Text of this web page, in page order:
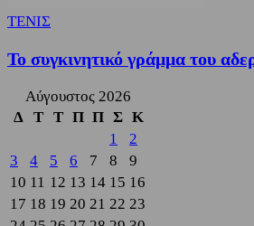
ΤΕΝΙΣ
Το συγκινητικό γράμμα του
Αύγουστος 2026
Δ
Τ Τ Π Π Σ Κ
1
2
3
4 5 6 7 8
9
10 11 12 13 14 15 16
17 18 19 20 21 22 23